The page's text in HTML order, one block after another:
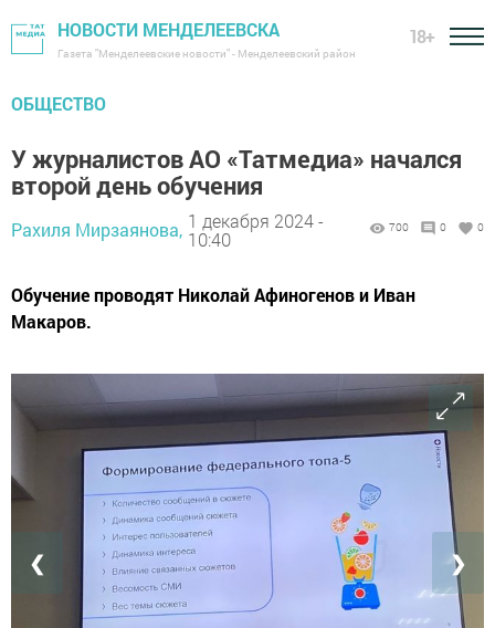
НОВОСТИ МЕНДЕЛЕЕВСКА
Газета "Менделеевские новости" - Менделеевский район
18+
ОБЩЕСТВО
У журналистов АО «Татмедиа» начался
второй день обучения
Рахиля Мирзаянова, 1 декабря 2024 -
10:40
700 0 0
Обучение проводят Николай Афиногенов и Иван
Макаров.
❮ ❯